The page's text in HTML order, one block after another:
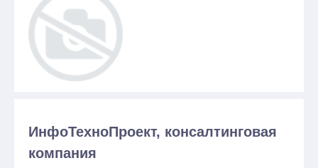
ИнфоТехноПроект, консалтинговая
компания